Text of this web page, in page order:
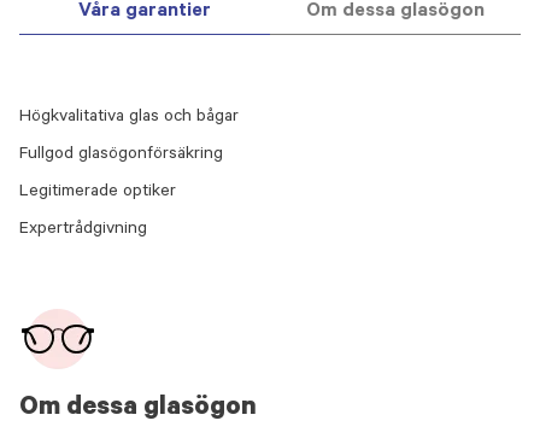
Våra garantier Om dessa glasögon
Om dessa glasögon
Högkvalitativa glas och bågar
Fullgod glasögonförsäkring
Legitimerade optiker
Expertrådgivning